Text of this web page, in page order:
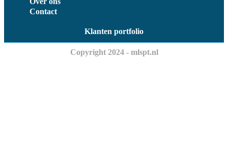
Contact
Klanten portfolio
Copyright 2024 - mlspt.nl